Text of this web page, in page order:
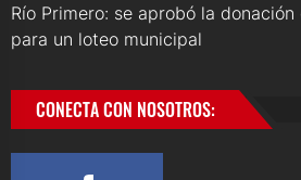
Río Primero: se aprobó la
para un loteo municipal
CONECTA CON NOSOTROS: